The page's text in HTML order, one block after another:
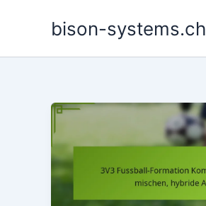
bison-systems.ch